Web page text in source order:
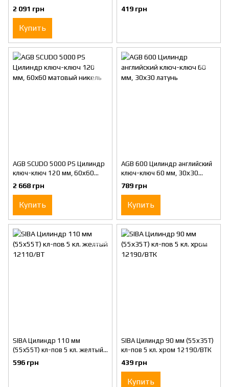
матовый никель
2 091 грн
Купить
12160/CTS
419 грн
AGB SCUDO 5000 PS Цилиндр
ключ-ключ 120 мм, 60х60
матовый никель
2 668 грн
Купить
AGB 600 Цилиндр английский
ключ-ключ 60 мм, 30х30
латунь
789 грн
Купить
SIBA Цилиндр 110 мм
(55x55T) кл-пов 5 кл. желтый
12110/ВТ
596 грн
SIBA Цилиндр 90 мм (55х35T)
кл-пов 5 кл. хром 12190/BTК
439 грн
Купить